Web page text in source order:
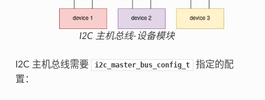
I2C 主机总线-设备模块
I2C 主机总线需要 i2c_master_bus_config_t
指定的配
置：